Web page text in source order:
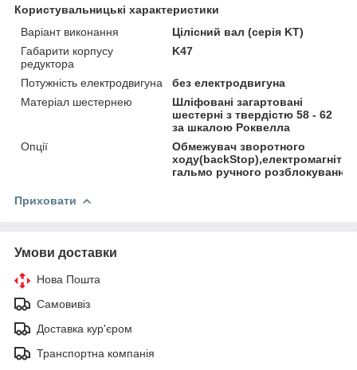
Користувальницькі характеристики
Варіант виконання
Цілісний вал (серія KT)
Габарити корпусу
редуктора
K47
Потужність електродвигуна
без електродвигуна
Матеріал шестернею
Шліфовані загартовані
шестерні з твердістю 58 - 62
за шкалою Роквелла
Опції
Обмежувач зворотного
гальмо ручного
Приховати
Умови доставки
Нова Пошта
Самовивіз
Доставка кур'єром
Транспортна компанія